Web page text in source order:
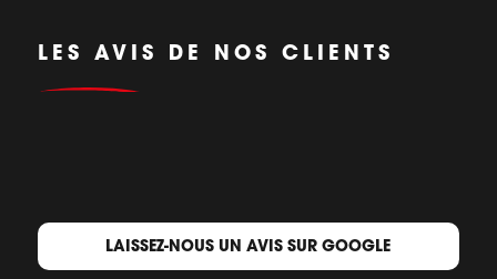
LES AVIS DE NOS CLIENTS
LAISSEZ-NOUS UN AVIS SUR GOOGLE